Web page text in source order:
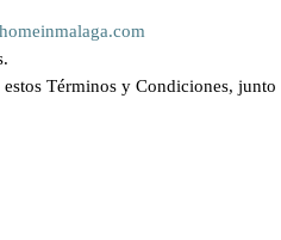
Términos y Condiciones,